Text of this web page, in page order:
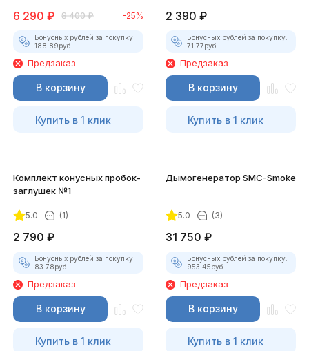
6 290 ₽ 8 400 ₽ -25%
Бонусных рублей за покупку:
188.89руб.
Предзаказ
В корзину
Купить в 1 клик
2 390 ₽
Бонусных рублей за покупку:
71.77руб.
Предзаказ
В корзину
Купить в 1 клик
Комплект конусных пробок-
заглушек №1
5.0 (1)
2 790 ₽
Бонусных рублей за покупку:
83.78руб.
Предзаказ
В корзину
Купить в 1 клик
Дымогенератор SMC-Smoke
5.0 (3)
31 750 ₽
Бонусных рублей за покупку:
953.45руб.
Предзаказ
В корзину
Купить в 1 клик